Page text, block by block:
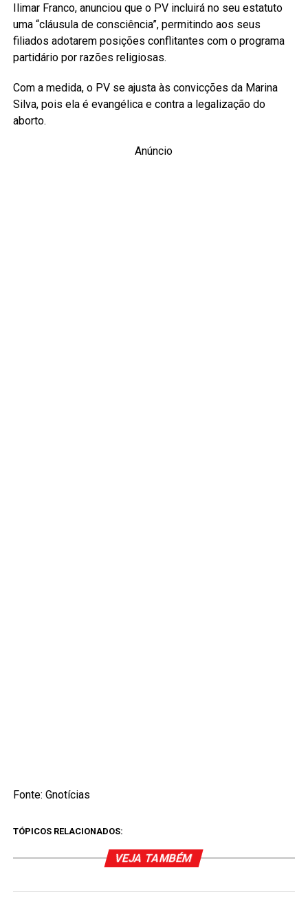
Ilimar Franco, anunciou que o PV incluirá no seu estatuto
uma “cláusula de consciência”, permitindo aos seus
filiados adotarem posições conflitantes com o programa
partidário por razões religiosas.
Com a medida, o PV se ajusta às convicções da Marina
Silva, pois ela é evangélica e contra a legalização do
aborto.
Anúncio
Fonte: Gnotícias
TÓPICOS RELACIONADOS:
VEJA TAMBÉM